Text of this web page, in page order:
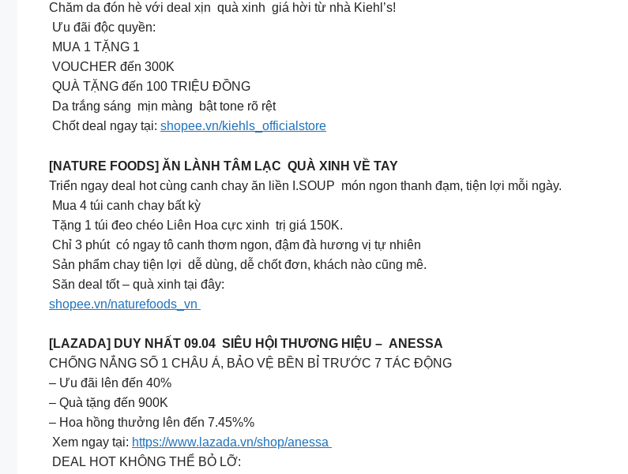
Chăm da đón hè với deal xịn quà xinh giá hời từ nhà Kiehl’s!
Ưu đãi độc quyền:
MUA 1 TẶNG 1
VOUCHER đến 300K
QUÀ TẶNG đến 100 TRIỆU ĐỒNG
Da trắng sáng mịn màng bật tone rõ rệt
Chốt deal ngay tại: shopee.vn/kiehls_officialstore
[NATURE FOODS] ĂN LÀNH TÂM LẠC QUÀ XINH VỀ TAY
Triển ngay deal hot cùng canh chay ăn liền I.SOUP món ngon thanh đạm, tiện lợi mỗi ngày.
Mua 4 túi canh chay bất kỳ
Tặng 1 túi đeo chéo Liên Hoa cực xinh trị giá 150K.
Chỉ 3 phút có ngay tô canh thơm ngon, đậm đà hương vị tự nhiên
Sản phẩm chay tiện lợi dễ dùng, dễ chốt đơn, khách nào cũng mê.
Săn deal tốt – quà xinh tại đây:
shopee.vn/naturefoods_vn
[LAZADA] DUY NHẤT 09.04 SIÊU HỘI THƯƠNG HIỆU – ANESSA
CHỐNG NẮNG SỐ 1 CHÂU Á, BẢO VỆ BỀN BỈ TRƯỚC 7 TÁC ĐỘNG
– Ưu đãi lên đến 40%
– Quà tặng đến 900K
– Hoa hồng thưởng lên đến 7.45%%
Xem ngay tại: https://www.lazada.vn/shop/anessa
DEAL HOT KHÔNG THỂ BỎ LỠ: